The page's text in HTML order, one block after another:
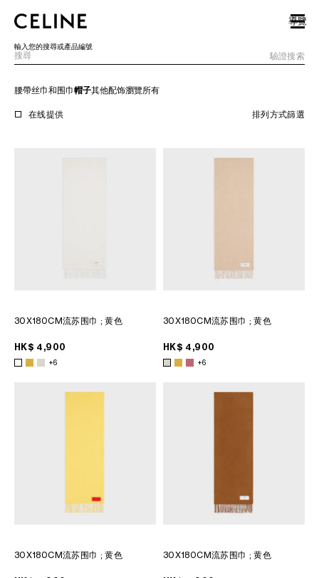
SKIP TO FOOTER CONTENT
跳至主導覽
導覽
輸入您的搜尋或產品編號
驗證搜索
腰帶丝巾和围巾帽子其他配饰瀏覽所有
在线提供 排列方式篩選
30X180CM流苏围巾 ; 黄色
HK$ 4,900
+6
30X180CM流苏围巾 ; 黄色
HK$ 4,900
+6
30X180CM流苏围巾 ; 黄色 30X180CM流苏围巾 ; 黄色
歐洲
菲律賓
南韓
印度